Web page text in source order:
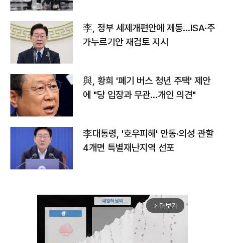
李, 정부 세제개편안에 제동…ISA·주
가누르기안 재검토 지시
與, 황희 '폐기 버스 청년 주택' 제안
에 "당 입장과 무관…개인 의견"
李대통령, '호우피해' 안동·의성 관할
4개면 특별재난지역 선포
arrow_forward_ios 더보기